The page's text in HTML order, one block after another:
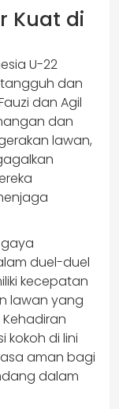
Kuat di
U-22
dan
dan Agil
dan
lawan,
gaya
duel-duel
kecepatan
lawan yang
kokoh di lini
aman bagi
dalam